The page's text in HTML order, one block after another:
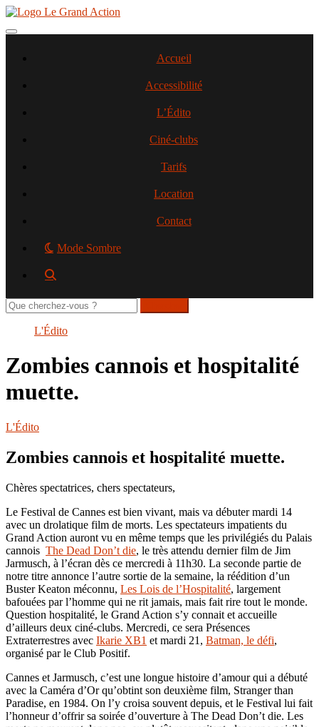
Aller
contenu
Toggle navigation
Accueil
Accessibilité
L’Édito
Ciné-clubs
Tarifs
Location
Contact
Mode Sombre
Rechercher
sur
L'Édito
Zombies cannois et hospitalité
muette.
L'Édito
Zombies cannois et hospitalité muette.
Chères spectatrices, chers spectateurs,
Le Festival de Cannes est bien vivant, mais va débuter mardi 14
avec un drolatique film de morts. Les spectateurs impatients du
Grand Action auront vu en même temps que les privilégiés du Palais
cannois The Dead Don’t die, le très attendu dernier film de Jim
Jarmusch, à l’écran dès ce mercredi à 11h30. La seconde partie de
notre titre annonce l’autre sortie de la semaine, la réédition d’un
Buster Keaton méconnu, Les Lois de l’Hospitalité, largement
bafouées par l’homme qui ne rit jamais, mais fait rire tout le monde.
Question hospitalité, le Grand Action s’y connait et accueille
d’ailleurs deux ciné-clubs. Mercredi, ce sera Présences
Extraterrestres avec Ikarie XB1 et mardi 21, Batman, le défi,
organisé par le Club Positif.
Cannes et Jarmusch, c’est une longue histoire d’amour qui a débuté
avec la Caméra d’Or qu’obtint son deuxième film, Stranger than
Paradise, en 1984. On l’y croisa souvent depuis, et le Festival lui fait
l’honneur d’offrir sa soirée d’ouverture à The Dead Don’t die. Les